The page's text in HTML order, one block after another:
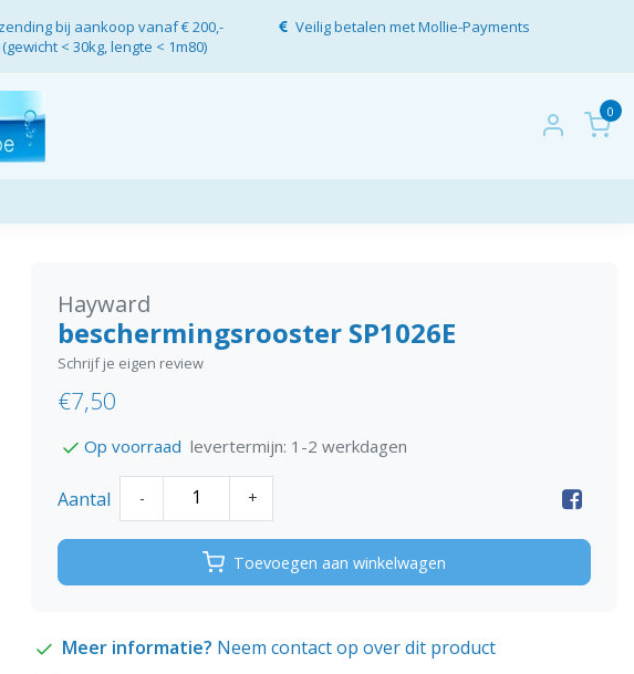
bij aankoop vanaf € 200,-
< 30kg, lengte < 1m80)
Veilig betalen met Mollie-Payments
0
Hayward
beschermingsrooster SP1026E
Schrijf je eigen review
€7,50
Op voorraad levertermijn: 1-2 werkdagen
Aantal - +
Toevoegen aan winkelwagen
Meer informatie? Neem contact op over dit product